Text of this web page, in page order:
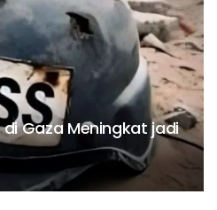
Gaza Meningkat jadi